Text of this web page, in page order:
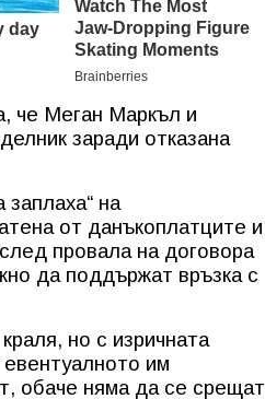
че Меган Маркъл и
заради отказана
заплаха“ на
от данъкоплатците и
провала на договора
да поддържат връзка с
но с изричната
им
обаче няма да се срещат